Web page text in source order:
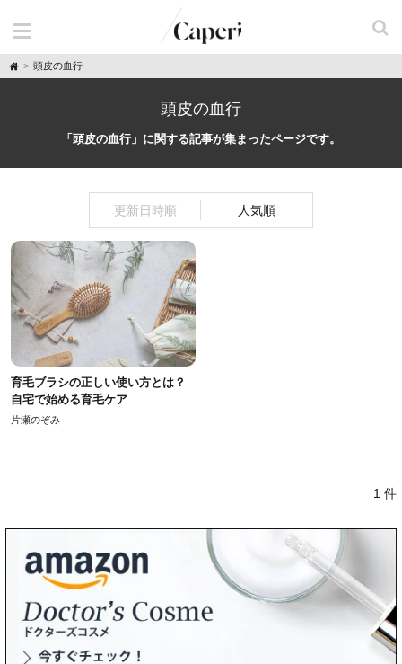
H
o
頭皮の血行
頭皮の血行
「頭皮の血行」に関する記事が集まったページです。
更新日時順 人気順
育毛ブラシの正しい使い方とは？
自宅で始める育毛ケア
片瀬のぞみ
1 件